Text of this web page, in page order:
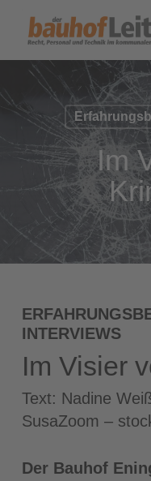
Im
INTERVIEWS
Im Visier
Text: Nadine
SusaZoom –
Der Bauhof